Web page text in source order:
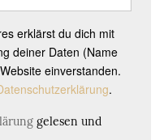
erklärst du dich mit
deiner Daten (Name
einverstanden.
.
gelesen und